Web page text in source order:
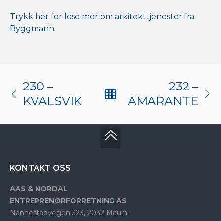
Trykk her for lese mer om arkitekttjenester fra
Byggmann.
230 –
KVALSVIK
232 –
AMARANTE
KONTAKT OSS
AAS & NORDAL
ENTREPRENØRFORRETNING AS
Nannestadvegen 323, 2032 Maura